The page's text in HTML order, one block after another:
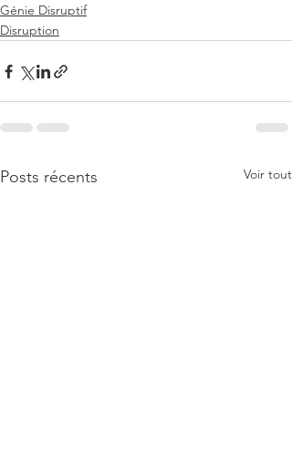
Génie Disruptif
Disruption
Posts récents Voir tout